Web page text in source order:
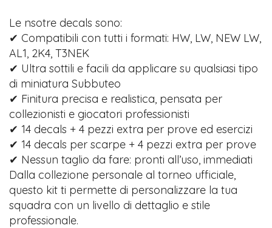
Le nsotre decals sono:
✔ Compatibili con tutti i formati: HW, LW, NEW LW,
AL1, 2K4, T3NEK
✔ Ultra sottili e facili da applicare su qualsiasi tipo
di miniatura Subbuteo
✔ Finitura precisa e realistica, pensata per
collezionisti e giocatori professionisti
✔ 14 decals + 4 pezzi extra per prove ed esercizi
✔ 14 decals per scarpe + 4 pezzi extra per prove
✔ Nessun taglio da fare: pronti all’uso, immediati
Dalla collezione personale al torneo ufficiale,
questo kit ti permette di personalizzare la tua
squadra con un livello di dettaglio e stile
professionale.